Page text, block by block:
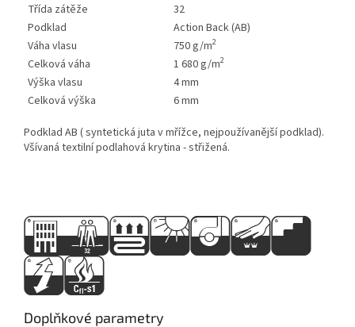
Třída zátěže
32
Podklad
Action Back (AB)
Váha vlasu
750 g/m2
Celková váha 1 680 g/m2
Výška vlasu
4 mm
Celková výška
6 mm
Podklad AB ( syntetická juta v mřížce, nejpoužívanější podklad).
Všívaná textilní podlahová krytina - střižená.
Doplňkové parametry